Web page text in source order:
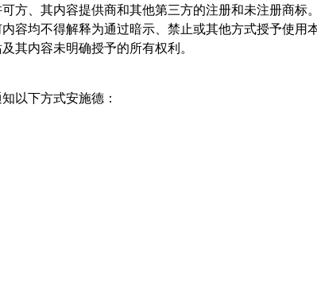
方、其内容提供商和其他第三方的注册和未注册商标
容均不得解释为通过暗示、禁止或其他方式授予使用
其内容未明确授予的所有权利。
以下方式安施德：